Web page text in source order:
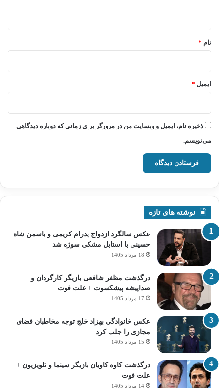
نام *
ایمیل *
ذخیره نام، ایمیل و وبسایت من در مرورگر برای زمانی که دوباره دیدگاهی
می‌نویسم.
نوشته های تازه
عکس سالگرد ازدواج پدرام کریمی و یاسمن شاه‌
حسینی با استایل مشکی سوژه شد
18 مرداد 1405
درگذشت مظفر شافعی بازیگر کارگردان و
صداپیشه پیشکسوت + علت فوت
17 مرداد 1405
عکس خانوادگی بهزاد خلج توجه مخاطبان فضای
مجازی را جلب کرد
15 مرداد 1405
درگذشت کاوه کاویان بازیگر سینما و تلویزیون +
علت فوت
14 مرداد 1405